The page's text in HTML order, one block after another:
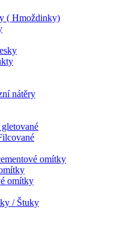
( Hmoždinky)
nátěry
omítky
omítky
/ Štuky